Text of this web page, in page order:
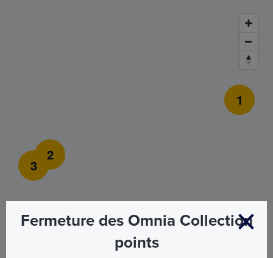
1
2
3
Fermeture des Omnia Collection
points